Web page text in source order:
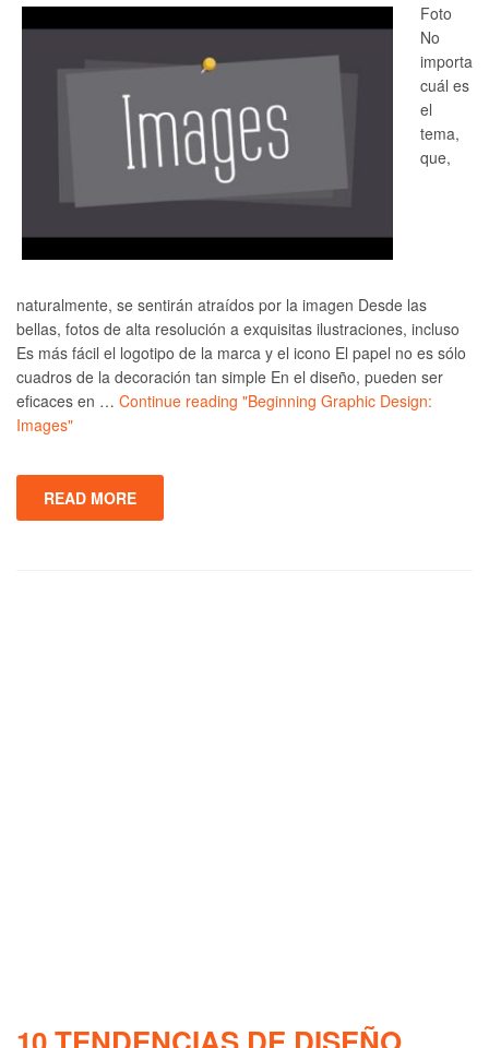
Foto
No
importa
cuál es
el
tema,
que,
naturalmente, se sentirán atraídos por la imagen Desde las
bellas, fotos de alta resolución a exquisitas ilustraciones, incluso
Es más fácil el logotipo de la marca y el icono El papel no es sólo
cuadros de la decoración tan simple En el diseño, pueden ser
eficaces en … Continue reading "Beginning Graphic Design:
Images"
READ MORE